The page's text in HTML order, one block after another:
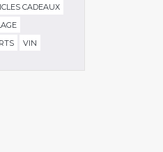
CADEAUX
VIN